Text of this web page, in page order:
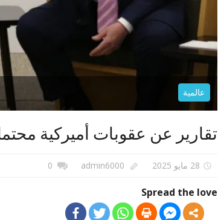
عالمية
تقارير عن عقوبات أميركية
28 مايو 2025 admin6000
0
Spread the love